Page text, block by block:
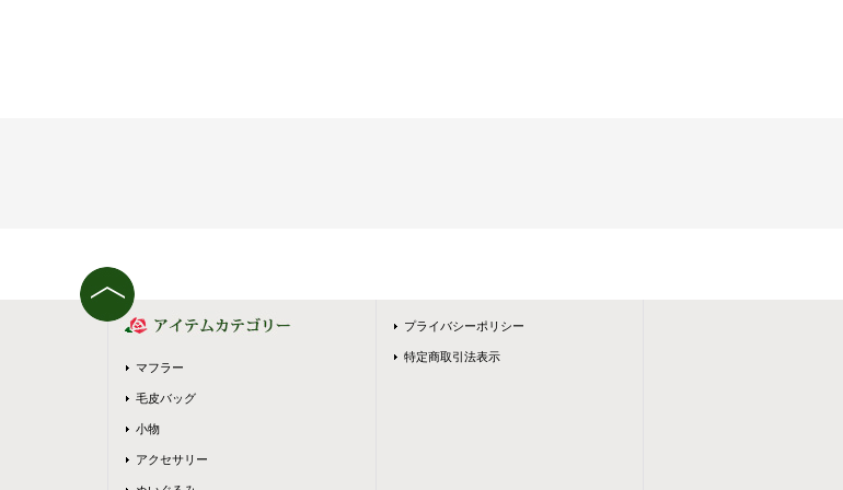
マフラー
毛皮バッグ
小物
アクセサリー
プライバシーポリシー
特定商取引法表示